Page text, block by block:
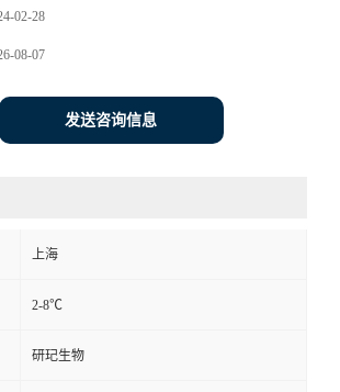
02-28
08-07
发送咨询信息
上海
2-8℃
研玘生物